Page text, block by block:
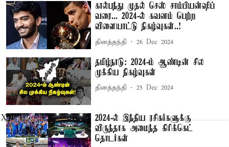
கால்பந்து முதல் செஸ் சாம்பியன்ஷிப்
வரை... 2024-ல் கவனம் பெற்ற
விளையாட்டு நிகழ்வுகள்..!
தினத்தந்தி 26 Dec 2024
தமிழ்நாடு: 2024-ம் ஆண்டின் சில
முக்கிய நிகழ்வுகள்
தினத்தந்தி 25 Dec 2024
2024-ல் இந்திய ரசிகர்களுக்கு
விருந்தாக அமைந்த கிரிக்கெட்
தொடர்கள்
X